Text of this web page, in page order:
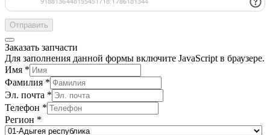
Отправить
Заказать запчасти
Для заполнения данной формы включите JavaScript в браузере.
Имя *
Фамилия *
Эл. почта *
Телефон *
Регион *